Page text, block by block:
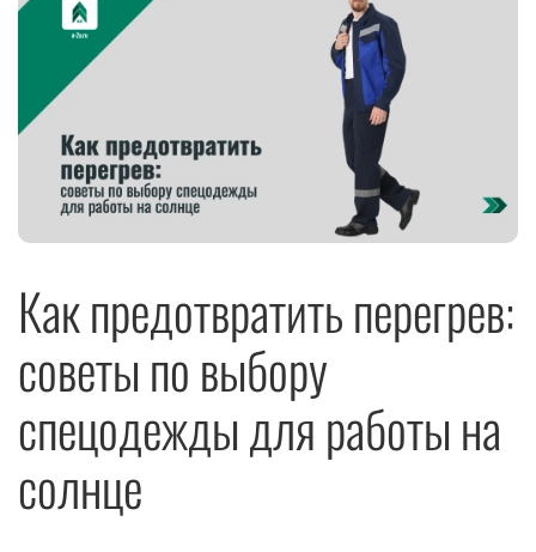
Как предотвратить перегрев:
советы по выбору
спецодежды для работы на
солнце